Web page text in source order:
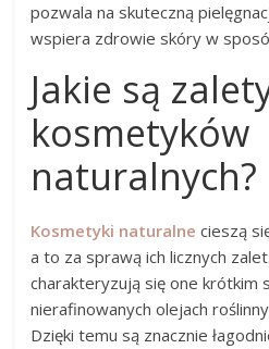
pozwala na skuteczną
wspiera zdrowie skóry w
Jakie są
kosmetyków
naturalnych?
Kosmetyki naturalne cieszą
a to za sprawą ich licznych
charakteryzują się one krótkim
nierafinowanych olejach
Dzięki temu są znacznie